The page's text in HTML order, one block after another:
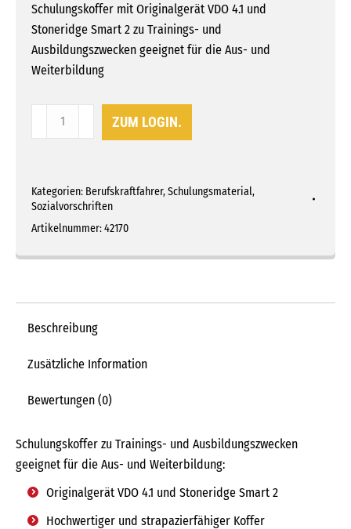
Schulungskoffer mit Originalgerät VDO 4.1 und
Stoneridge Smart 2 zu Trainings- und
Ausbildungszwecken geeignet für die Aus- und
Weiterbildung
Schulungskoffer
VDO
4.1
und
Stoneridge
ZUM LOGIN.
Kategorien: Berufskraftfahrer,Schulungsmaterial,
Sozialvorschriften
Artikelnummer:42170
Beschreibung
Zusätzliche Information
Bewertungen (0)
Schulungskoffer zu Trainings- und Ausbildungszwecken
geeignet für die Aus- und Weiterbildung:
Originalgerät VDO 4.1 und Stoneridge Smart 2
Hochwertiger und strapazierfähiger Koffer